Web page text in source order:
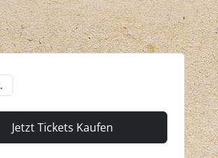
Jetzt Tickets Kaufen